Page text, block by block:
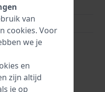
kroon
van
cookies. Voor
we je
en
zijn altijd
je op